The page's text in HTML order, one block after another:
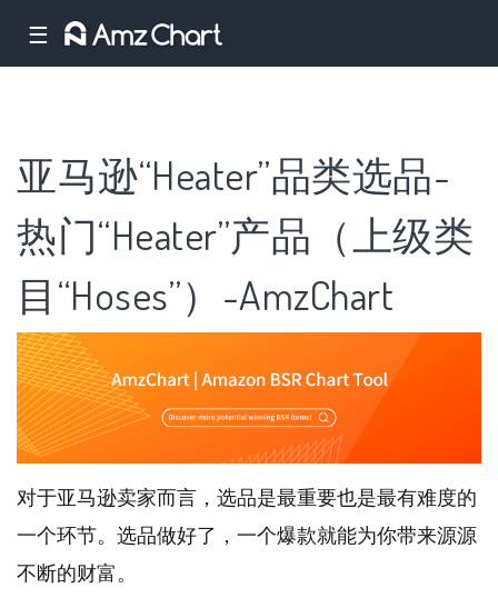
☰
亚马逊“Heater”品类选品-
热门“Heater”产品（上级类
目“Hoses”）-AmzChart
对于亚马逊卖家而言，选品是最重要也是最有难度的
一个环节。选品做好了，一个爆款就能为你带来源源
不断的财富。